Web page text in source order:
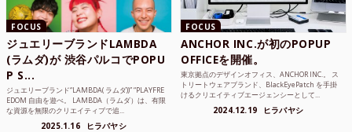
FOCUS
ジュエリーブランドLAMBDA
(ラムダ)が 渋谷パルコでPOPU
P S...
ジュエリーブランド“LAMBDA( ラムダ))” “PLAYFRE
EDOM 自由を遊べ。 LAMBDA（ラムダ）は、有限
な資源を無限のクリエイティブで追...
2025.1.16 ヒラバヤシ
FOCUS
ANCHOR INC.が初のPOPUP
OFFICEを開催。
東京拠点のデザインオフィス、ANCHOR INC.。 ス
トリートウェアブランド、BlackEyePatch を手掛
けるクリエイティブエージェンシーとして...
2024.12.19 ヒラバヤシ